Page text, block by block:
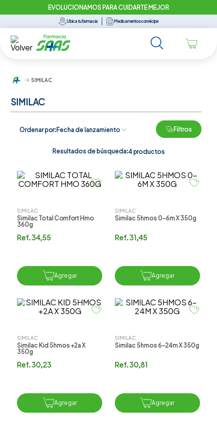
EVOLUCIONAMOS PARA CUIDARTE MEJOR
Ubica tu farmacia Medicamentos con récipe
SIMILAC
SIMILAC
Ordenar por Fecha de lanzamiento Filtros
Resultados de búsqueda:4 productos
SIMILAC
Similac Total Comfort Hmo
360g
Ref.34,55
Agregar
SIMILAC
Similac 5hmos 0-6m X 350g
Ref.31,45
Agregar
SIMILAC
Similac Kid 5hmos +2a X
350g
Ref.30,23
Agregar
SIMILAC
Similac 5hmos 6-24m X 350g
Ref.30,81
Agregar